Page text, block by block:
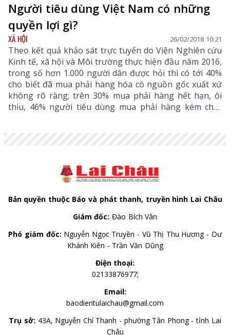
Người tiêu dùng Việt Nam có những
quyền lợi gì?
XÃ HỘI 26/02/2018 10:21
Theo kết quả khảo sát trực tuyến do Viện Nghiên cứu
Kinh tế, xã hội và Môi trường thực hiện đầu năm 2016,
trong số hơn 1.000 người dân được hỏi thì có tới 40%
cho biết đã mua phải hàng hóa có nguồn gốc xuất xứ
không rõ ràng; trên 30% mua phải hàng hết hạn, ôi
thiu, 46% người tiêu dùng mua phải hàng kém chất
Bản quyền thuộc Báo và phát thanh, truyền hình Lai Châu
Giám đốc: Đào Bích Vân
Phó giám đốc: Nguyễn Ngọc Truyền - Vũ Thị Thu Hương - Dư
Khánh Kiên - Trần Văn Dũng
Điện thoại:
02133876977;
Email:
baodientulaichau@gmail.com
Trụ sở: 43A, Nguyễn Chí Thanh - phường Tân Phong - tỉnh Lai
Châu